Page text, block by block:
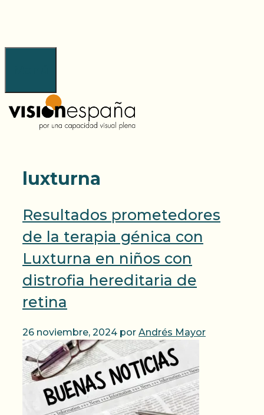
luxturna
Resultados prometedores
de la terapia génica con
Luxturna en niños con
distrofia hereditaria de
retina
26 noviembre, 2024 por Andrés Mayor